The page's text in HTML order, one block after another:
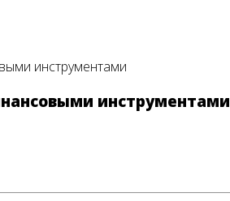
инструментами
инструментами